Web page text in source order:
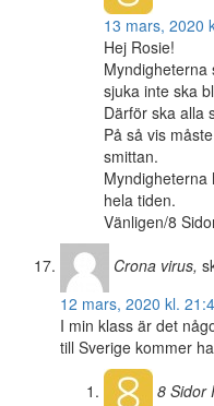
13 mars, 2020
Hej Rosie!
Myndigheterna
sjuka inte ska
Därför ska alla
På så vis
smittan.
Myndigheterna
hela tiden.
Vänligen/8
Crona virus,
12 mars, 2020 kl.
I min klass är det
till Sverige kommer
8 Sidor